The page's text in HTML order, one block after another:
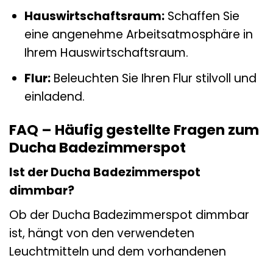
Hauswirtschaftsraum:Schaffen Sie
eine angenehme Arbeitsatmosphäre in
Ihrem Hauswirtschaftsraum.
Flur:Beleuchten Sie Ihren Flur stilvoll und
einladend.
FAQ – Häufig gestellte Fragen zum
Ducha Badezimmerspot
Ist der Ducha Badezimmerspot
dimmbar?
Ob der Ducha Badezimmerspot dimmbar
ist, hängt von den verwendeten
Leuchtmitteln und dem vorhandenen